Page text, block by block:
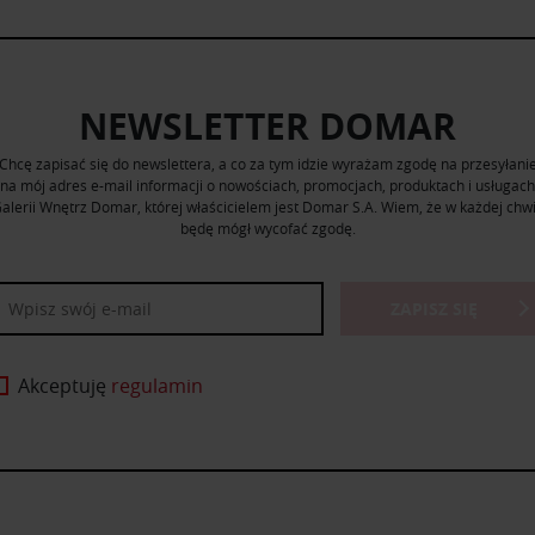
NEWSLETTER DOMAR
zapisać się do newslettera, a co za tym idzie wyrażam zgodę na
na mój adres e-mail informacji o nowościach, promocjach, produktach i usługach
Wnętrz Domar, której właścicielem jest Domar S.A. Wiem, że w każdej
będę mógł wycofać zgodę.
Akceptuję regulamin